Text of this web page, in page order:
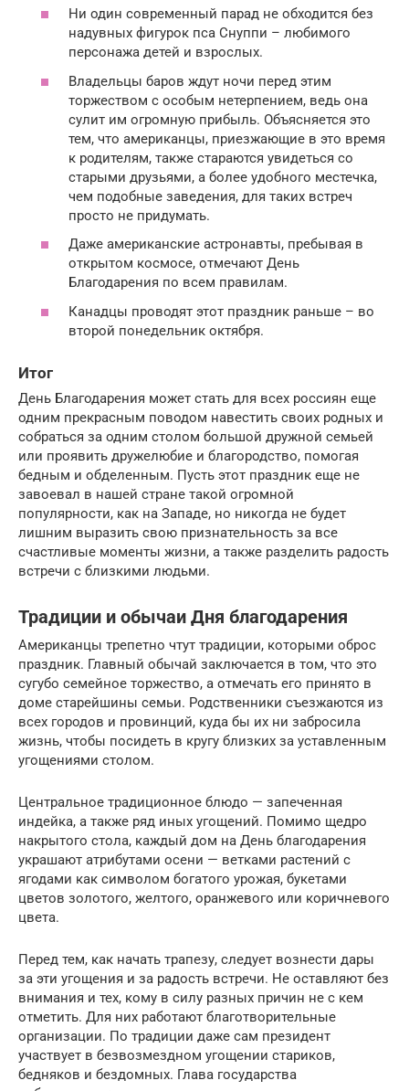
Ни один современный парад не обходится без
надувных фигурок пса Снуппи – любимого
персонажа детей и взрослых.
Владельцы баров ждут ночи перед этим
торжеством с особым нетерпением, ведь она
сулит им огромную прибыль. Объясняется это
тем, что американцы, приезжающие в это время
к родителям, также стараются увидеться со
старыми друзьями, а более удобного местечка,
чем подобные заведения, для таких встреч
просто не придумать.
Даже американские астронавты, пребывая в
открытом космосе, отмечают День
Благодарения по всем правилам.
Канадцы проводят этот праздник раньше – во
второй понедельник октября.
Итог
День Благодарения может стать для всех россиян еще
одним прекрасным поводом навестить своих родных и
собраться за одним столом большой дружной семьей
или проявить дружелюбие и благородство, помогая
бедным и обделенным. Пусть этот праздник еще не
завоевал в нашей стране такой огромной
популярности, как на Западе, но никогда не будет
лишним выразить свою признательность за все
счастливые моменты жизни, а также разделить радость
встречи с близкими людьми.
Традиции и обычаи Дня благодарения
Американцы трепетно чтут традиции, которыми оброс
праздник. Главный обычай заключается в том, что это
сугубо семейное торжество, а отмечать его принято в
доме старейшины семьи. Родственники съезжаются из
всех городов и провинций, куда бы их ни забросила
жизнь, чтобы посидеть в кругу близких за уставленным
угощениями столом.
Центральное традиционное блюдо — запеченная
индейка, а также ряд иных угощений. Помимо щедро
накрытого стола, каждый дом на День благодарения
украшают атрибутами осени — ветками растений с
ягодами как символом богатого урожая, букетами
цветов золотого, желтого, оранжевого или коричневого
цвета.
Перед тем, как начать трапезу, следует вознести дары
за эти угощения и за радость встречи. Не оставляют без
внимания и тех, кому в силу разных причин не с кем
отметить. Для них работают благотворительные
организации. По традиции даже сам президент
участвует в безвозмездном угощении стариков,
бедняков и бездомных. Глава государства